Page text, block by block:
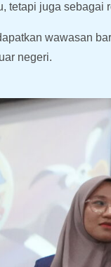
tetapi juga
wawasan
negeri.